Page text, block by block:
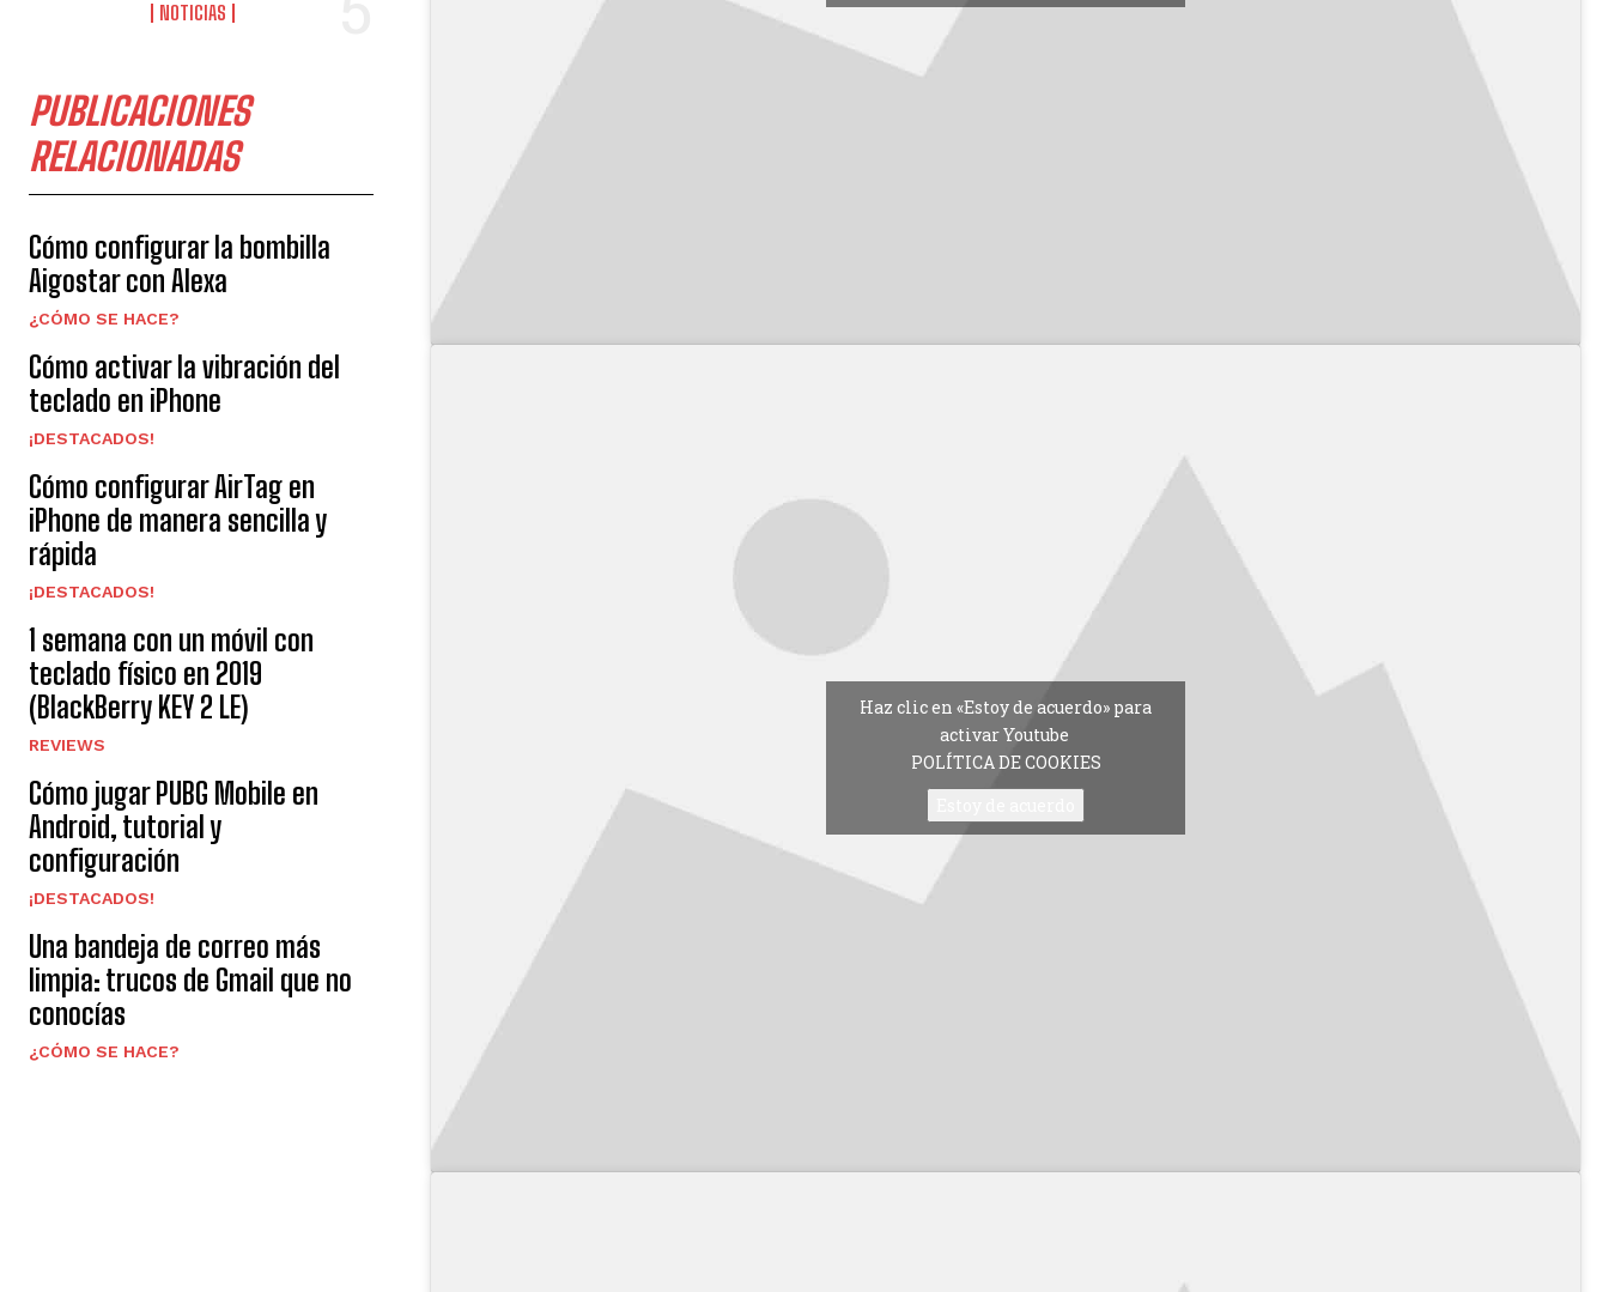
NOTICIAS
PUBLICACIONES
RELACIONADAS
Cómo configurar la bombilla
Aigostar con Alexa
¿CÓMO SE HACE?
Cómo activar la vibración del
teclado en iPhone
¡DESTACADOS!
Cómo configurar AirTag en
iPhone de manera sencilla y
rápida
¡DESTACADOS!
1 semana con un móvil con
teclado físico en 2019
(BlackBerry KEY 2 LE)
REVIEWS
Cómo jugar PUBG Mobile en
Android, tutorial y
configuración
¡DESTACADOS!
Una bandeja de correo más
limpia: trucos de Gmail que no
conocías
¿CÓMO SE HACE?
Haz clic en «Estoy de acuerdo» para
activar Youtube
POLÍTICA DE COOKIES